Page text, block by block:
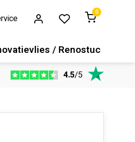
0
/ Renostuc
Vloeren website 1100m2
4.5/5